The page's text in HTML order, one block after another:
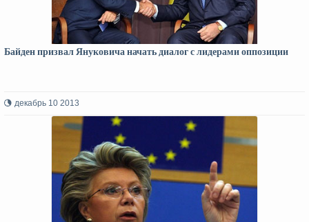
Байден призвал Януковича начать диалог с лидерами оппозиции
декабрь 10 2013